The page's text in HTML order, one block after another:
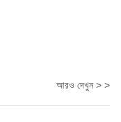
আরও দেখুন > >